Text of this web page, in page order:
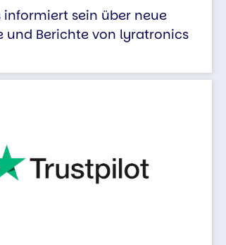
informiert sein über neue
und Berichte von lyratronics